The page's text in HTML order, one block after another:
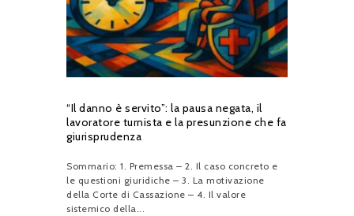
“Il danno è servito”: la pausa negata, il
lavoratore turnista e la presunzione che fa
giurisprudenza
Sommario: 1. Premessa – 2. Il caso concreto e
le questioni giuridiche – 3. La motivazione
della Corte di Cassazione – 4. Il valore
sistemico della...